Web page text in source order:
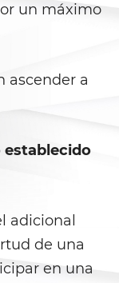
a
un máximo
ascender a
establecido
adicional
de una
en una